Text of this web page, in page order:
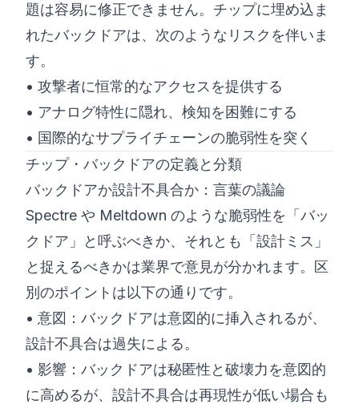
題は容易に修正できません。チップに埋め込ま
れたバックドアは、次のようなリスクを伴いま
す。
• 攻撃者に恒常的なアクセスを提供する
• アナログ特性に隠れ、検知を困難にする
• 国際的なサプライチェーンの脆弱性を突く
チップ・バックドアの定義と分類
バックドアか設計不具合か：言葉の議論
Spectre や Meltdown のような脆弱性を「バッ
クドア」と呼ぶべきか、それとも「設計ミス」
と捉えるべきかは業界で意見が分かれます。区
別のポイントは以下の通りです。
• 意図：バックドアは意図的に挿入されるが、
設計不具合は過失による。
• 影響：バックドアは秘匿性と破壊力を意図的
に高めるが、設計不具合は再現性が低い場合も